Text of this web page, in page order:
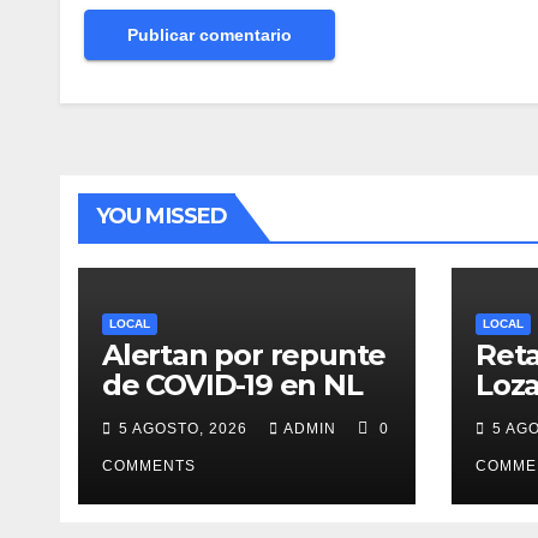
YOU MISSED
LOCAL
Alertan por repunte
de COVID-19 en NL
5 AGOSTO, 2026 ADMIN 0
COMMENTS
LOCAL
5